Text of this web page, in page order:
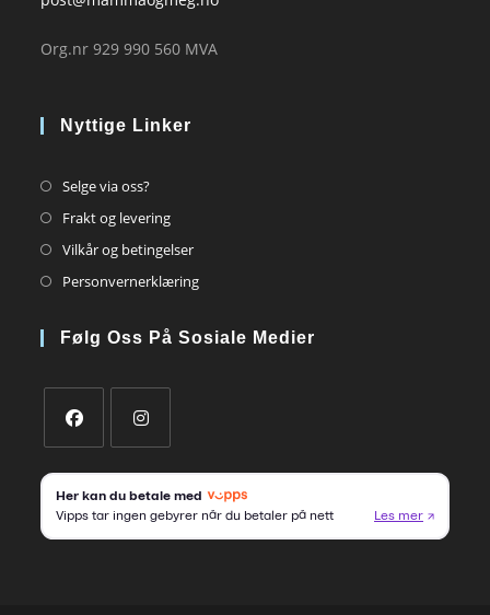
Org.nr 929 990 560 MVA
Nyttige Linker
Selge via oss?Opens
in
tab
Frakt og leveringOpens
in
Vilkår og betingelserOpens
in
new
PersonvernerklæringOpens
a
Følg Oss På Sosiale Medier
in
new
in
a
new